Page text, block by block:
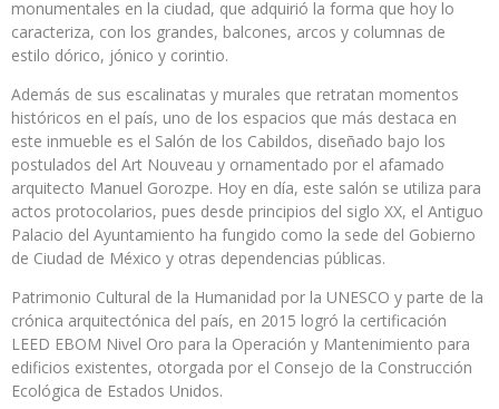
monumentales en la ciudad, que adquirió la forma que hoy lo
caracteriza, con los grandes, balcones, arcos y columnas de
estilo dórico, jónico y corintio.
Además de sus escalinatas y murales que retratan momentos
históricos en el país, uno de los espacios que más destaca en
este inmueble es el Salón de los Cabildos, diseñado bajo los
postulados del Art Nouveau y ornamentado por el afamado
arquitecto Manuel Gorozpe. Hoy en día, este salón se utiliza para
actos protocolarios, pues desde principios del siglo XX, el Antiguo
Palacio del Ayuntamiento ha fungido como la sede del Gobierno
de Ciudad de México y otras dependencias públicas.
Patrimonio Cultural de la Humanidad por la UNESCO y parte de la
crónica arquitectónica del país, en 2015 logró la certificación
LEED EBOM Nivel Oro para la Operación y Mantenimiento para
edificios existentes, otorgada por el Consejo de la Construcción
Ecológica de Estados Unidos.